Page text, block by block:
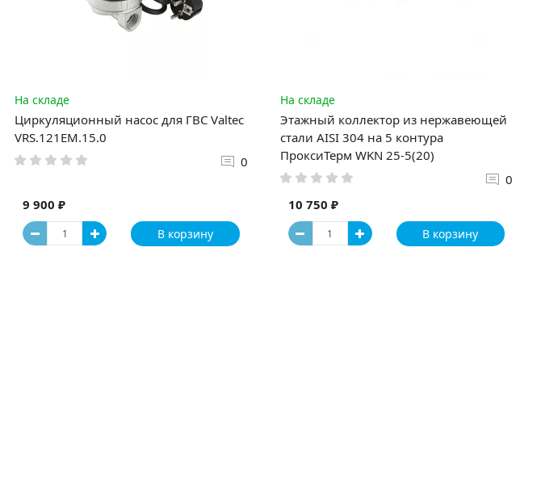
На складе
Циркуляционный насос для ГВС Valtec
VRS.121EM.15.0
0
9 900 ₽
В корзину
На складе
Этажный коллектор из нержавеющей
стали AISI 304 на 5 контура
ПроксиТерм WKN 25-5(20)
0
10 750 ₽
В корзину